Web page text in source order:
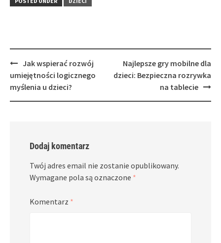
Post
navigation
Jak wspierać rozwój
umiejętności logicznego
myślenia u dzieci?
Najlepsze gry mobilne dla
dzieci: Bezpieczna rozrywka
na tablecie
Dodaj komentarz
Twój adres email nie zostanie opublikowany.
Wymagane pola są oznaczone *
Komentarz *